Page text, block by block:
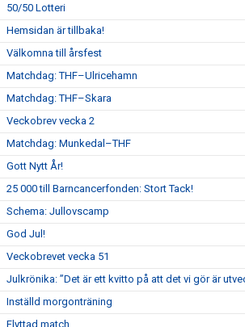
50/50 Lotteri
Hemsidan är tillbaka!
Välkomna till årsfest
Matchdag: THF–Ulricehamn
Matchdag: THF–Skara
Veckobrev vecka 2
Matchdag: Munkedal–THF
Gott Nytt År!
25 000 till Barncancerfonden: Stort Tack!
Schema: Jullovscamp
God Jul!
Veckobrevet vecka 51
Julkrönika: ”Det är ett kvitto på att det vi gör är
Inställd morgonträning
Flyttad match